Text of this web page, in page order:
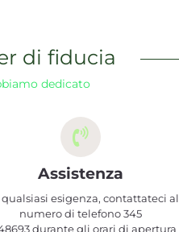
di fiducia
dedicato
Assistenza
qualsiasi esigenza, contattateci al
numero di telefono 345
durante gli orari di apertura